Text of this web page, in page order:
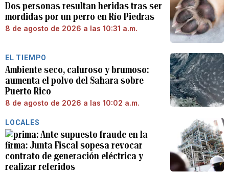
Dos personas resultan heridas tras ser
mordidas por un perro en Río Piedras
8 de agosto de 2026 a las 10:31 a.m.
EL TIEMPO
Ambiente seco, caluroso y brumoso:
aumenta el polvo del Sahara sobre
Puerto Rico
8 de agosto de 2026 a las 10:02 a.m.
LOCALES
Ante supuesto fraude en la
firma: Junta Fiscal sopesa revocar
contrato de generación eléctrica y
realizar referidos